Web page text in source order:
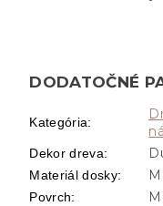
DODATOČNÉ
Kategória:
Dekor dreva:
Materiál dosky:
Povrch: